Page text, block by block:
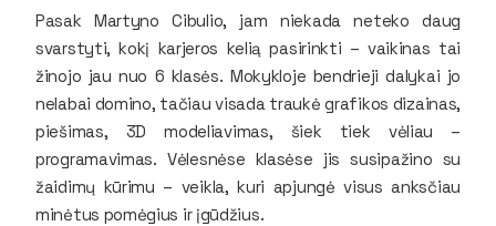
Pasak Martyno Cibulio, jam niekada neteko daug
svarstyti, kokį karjeros kelią pasirinkti – vaikinas tai
žinojo jau nuo 6 klasės. Mokykloje bendrieji dalykai jo
nelabai domino, tačiau visada traukė grafikos dizainas,
piešimas, 3D modeliavimas, šiek tiek vėliau –
programavimas. Vėlesnėse klasėse jis susipažino su
žaidimų kūrimu – veikla, kuri apjungė visus anksčiau
minėtus pomėgius ir įgūdžius.